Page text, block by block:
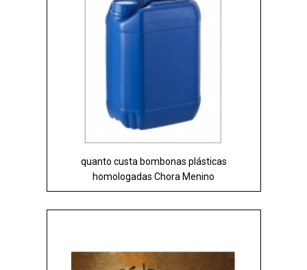
quanto custa bombonas plásticas
homologadas Chora Menino